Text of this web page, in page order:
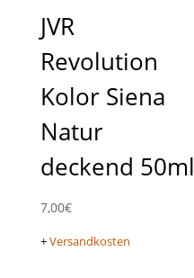
JVR
Revolution
Kolor Siena
Natur
deckend 50ml
7,00€
+Versandkosten